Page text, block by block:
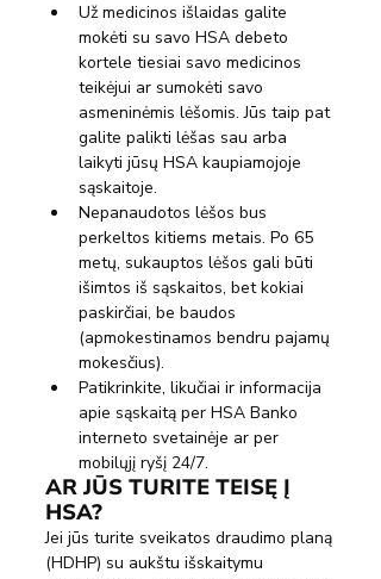
Už medicinos išlaidas galite
mokėti su savo HSA debeto
kortele tiesiai savo medicinos
teikėjui ar sumokėti savo
asmeninėmis lėšomis. Jūs taip pat
galite palikti lėšas sau arba
laikyti jūsų HSA kaupiamojoje
sąskaitoje.
Nepanaudotos lėšos bus
perkeltos kitiems metais. Po 65
metų, sukauptos lėšos gali būti
išimtos iš sąskaitos, bet kokiai
paskirčiai, be baudos
(apmokestinamos bendru pajamų
mokesčius).
Patikrinkite, likučiai ir informacija
apie sąskaitą per HSA Banko
interneto svetainėje ar per
mobilųjį ryšį 24/7.
AR JŪS TURITE TEISĘ Į
HSA?
Jei jūs turite sveikatos draudimo planą
(HDHP) su aukštu išskaitymu